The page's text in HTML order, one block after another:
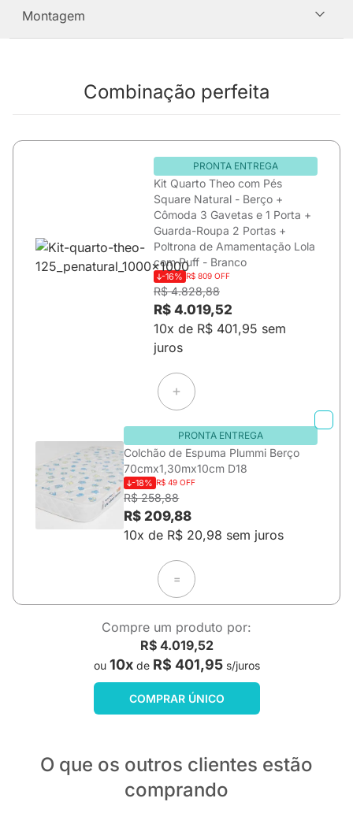
Montagem
Combinação perfeita
PRONTA ENTREGA
Kit Quarto Theo com Pés
Square Natural - Berço +
Cômoda 3 Gavetas e 1 Porta +
Guarda-Roupa 2 Portas +
Poltrona de Amamentação Lola
com Puff - Branco
-16% R$ 809 OFF
R$ 4.828,88
R$ 4.019,52
10x de R$ 401,95 sem
juros
PRONTA ENTREGA
Colchão de Espuma Plummi Berço
70cmx1,30mx10cm D18
-18% R$ 49 OFF
R$ 258,88
R$ 209,88
10x de R$ 20,98 sem juros
=
Compre um produto por:
R$ 4.019,52
ou 10xde R$ 401,95s/juros
COMPRAR ÚNICO
O que os outros clientes estão
comprando